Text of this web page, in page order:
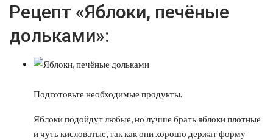
Рецепт «Яблоки, печёные
дольками»:
Подготовьте необходимые продукты.
Яблоки подойдут любые, но лучше брать яблоки плотные
и чуть кисловатые, так как они хорошо держат форму